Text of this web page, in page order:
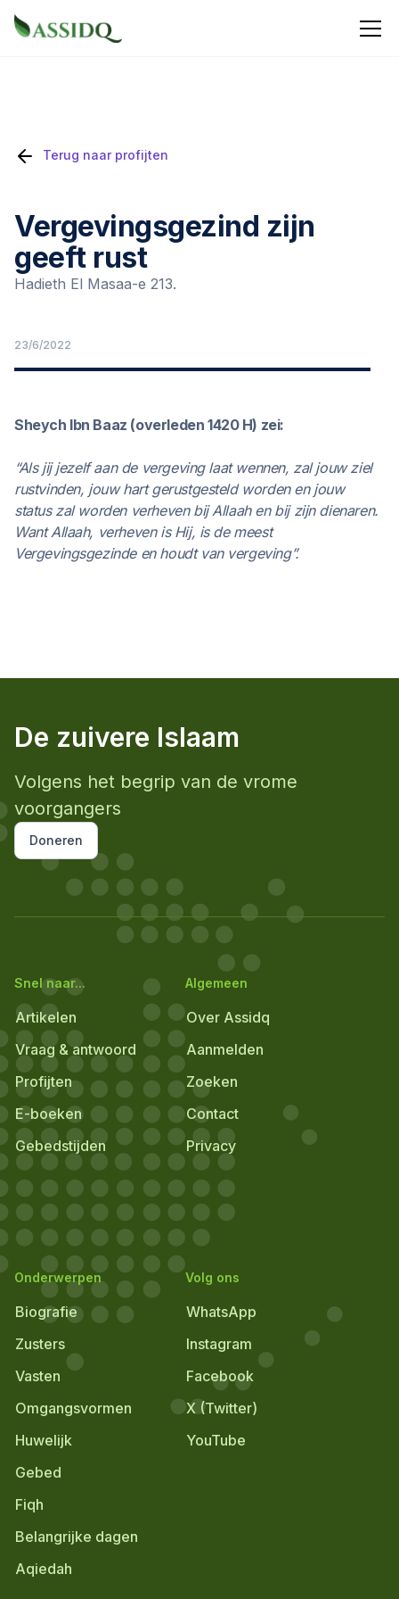
Terug naar profijten
Vergevingsgezind zijn
geeft rust
Hadieth El Masaa-e 213.
23/6/2022
Sheych Ibn Baaz (overleden 1420 H) zei:
“Als jij jezelf aan de vergeving laat wennen, zal jouw ziel
rustvinden, jouw hart gerustgesteld worden en jouw
status zal worden verheven bij Allaah en bij zijn dienaren.
Want Allaah, verheven is Hij, is de meest
Vergevingsgezinde en houdt van vergeving”.
De zuivere Islaam
Volgens het begrip van de vrome
voorgangers
Doneren
Snel naar...
Artikelen
Vraag & antwoord
Profijten
E-boeken
Gebedstijden
Algemeen
Over Assidq
Aanmelden
Zoeken
Contact
Privacy
Onderwerpen
Biografie
Zusters
Vasten
Omgangsvormen
Huwelijk
Gebed
Fiqh
Belangrijke dagen
Aqiedah
Volg ons
WhatsApp
Instagram
Facebook
X (Twitter)
YouTube